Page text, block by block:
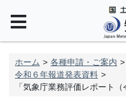
ホーム 各種申請・ご案内
令和６年報道発表資料
「気象庁業務評価レポート